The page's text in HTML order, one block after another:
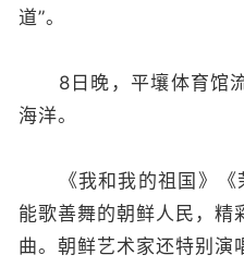
道”。
8日晚，平壤体育馆流
海洋。
《我和我的祖国》《
能歌善舞的朝鲜人民，精
曲。朝鲜艺术家还特别演